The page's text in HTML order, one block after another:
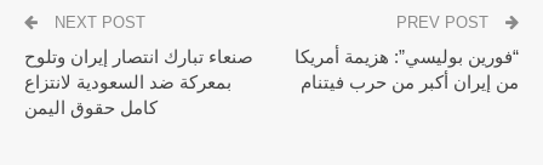
“فورين بوليسي”: هزيمة أمريكا
من إيران أكبر من حرب فيتنام
NEXT POST
صنعاء تبارك انتصار إيران وتلوح
بمعركة ضد السعودية لانتزاع
كامل حقوق اليمن